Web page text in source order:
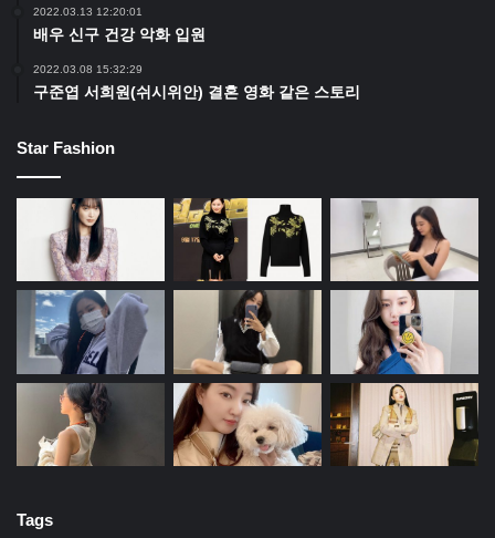
2022.03.13 12:20:01
배우 신구 건강 악화 입원
2022.03.08 15:32:29
구준엽 서희원(쉬시위안) 결혼 영화 같은 스토리
Star Fashion
Tags